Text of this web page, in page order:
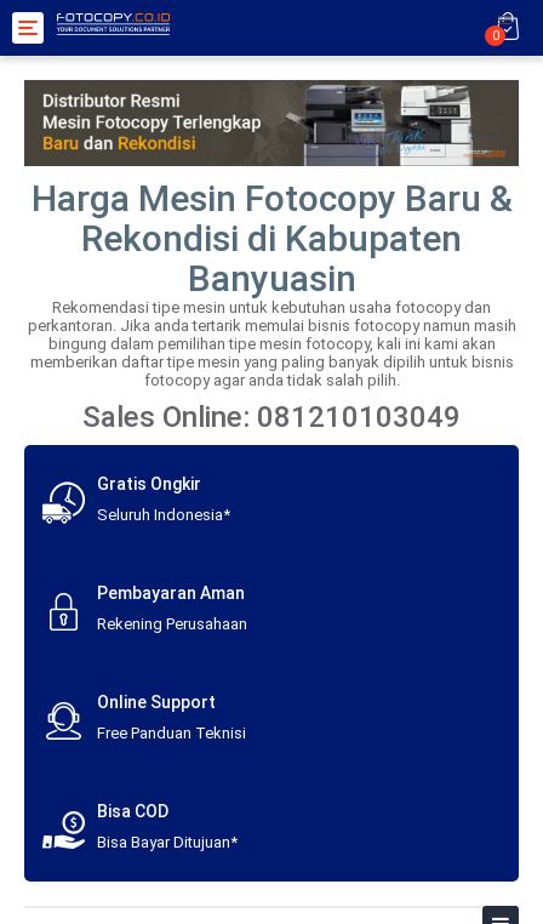
Toggle
navigation
0
Harga Mesin Fotocopy Baru &
Rekondisi di Kabupaten
Banyuasin
Rekomendasi tipe mesin untuk kebutuhan usaha fotocopy dan
perkantoran. Jika anda tertarik memulai bisnis fotocopy namun masih
bingung dalam pemilihan tipe mesin fotocopy, kali ini kami akan
memberikan daftar tipe mesin yang paling banyak dipilih untuk bisnis
fotocopy agar anda tidak salah pilih.
Sales Online: 081210103049
Gratis Ongkir
Seluruh Indonesia*
Pembayaran Aman
Rekening Perusahaan
Online Support
Free Panduan Teknisi
Bisa COD
Bisa Bayar Ditujuan*